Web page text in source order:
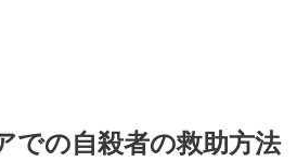
での自殺者の救助方法